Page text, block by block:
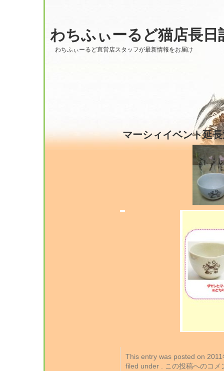
わちふぃーるど猫店長日
わちふぃーるど直営店スタッフが最新情報をお届け
マーシィイベント延
This entry was posted on
filed under . この投稿へのコ